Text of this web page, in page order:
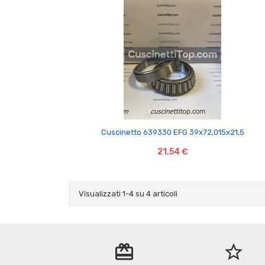

Cuscinetto 639330 EFG 39x72,015x21,5
21,54 €
Visualizzati 1-4 su 4 articoli
redeem star_border